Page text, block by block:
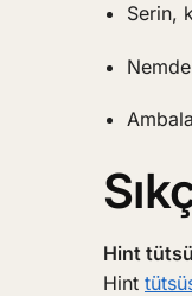
Serin,
Hint
Hint